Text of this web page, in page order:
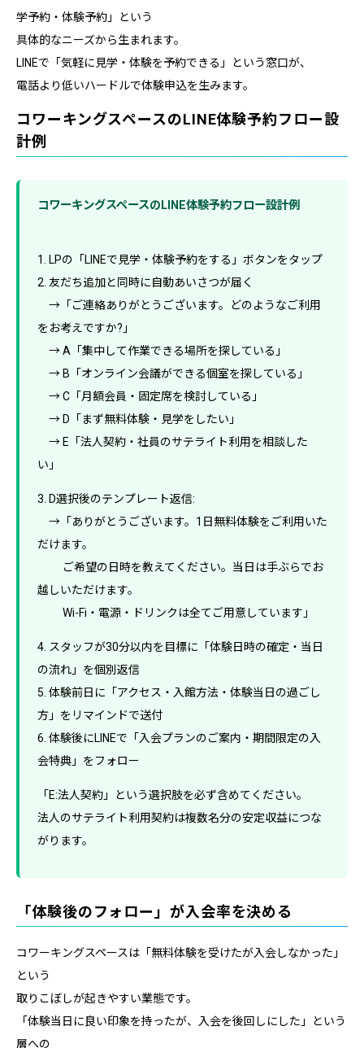
学予約・体験予約」という
具体的なニーズから生まれます。
LINEで「気軽に見学・体験を予約できる」という窓口が、
電話より低いハードルで体験申込を生みます。
コワーキングスペースのLINE体験予約フロー設
計例
コワーキングスペースのLINE体験予約フロー設計例
1. LPの「LINEで見学・体験予約をする」ボタンをタップ
2. 友だち追加と同時に自動あいさつが届く
→「ご連絡ありがとうございます。どのようなご利用
をお考えですか?」
→ A「集中して作業できる場所を探している」
→ B「オンライン会議ができる個室を探している」
→ C「月額会員・固定席を検討している」
→ D「まず無料体験・見学をしたい」
→ E「法人契約・社員のサテライト利用を相談した
い」
3. D選択後のテンプレート返信:
→「ありがとうございます。1日無料体験をご利用いた
だけます。
ご希望の日時を教えてください。当日は手ぶらでお
越しいただけます。
Wi-Fi・電源・ドリンクは全てご用意しています」
4. スタッフが30分以内を目標に「体験日時の確定・当日
の流れ」を個別返信
5. 体験前日に「アクセス・入館方法・体験当日の過ごし
方」をリマインドで送付
6. 体験後にLINEで「入会プランのご案内・期間限定の入
会特典」をフォロー
「E:法人契約」という選択肢を必ず含めてください。
法人のサテライト利用契約は複数名分の安定収益につな
がります。
「体験後のフォロー」が入会率を決める
コワーキングスペースは「無料体験を受けたが入会しなかった」
という
取りこぼしが起きやすい業態です。
「体験当日に良い印象を持ったが、入会を後回しにした」という
層への